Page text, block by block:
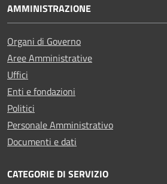
AMMINISTRAZIONE
Organi di Governo
Aree Amministrative
Uffici
Enti e fondazioni
Politici
Personale Amministrativo
Documenti e dati
CATEGORIE DI SERVIZIO